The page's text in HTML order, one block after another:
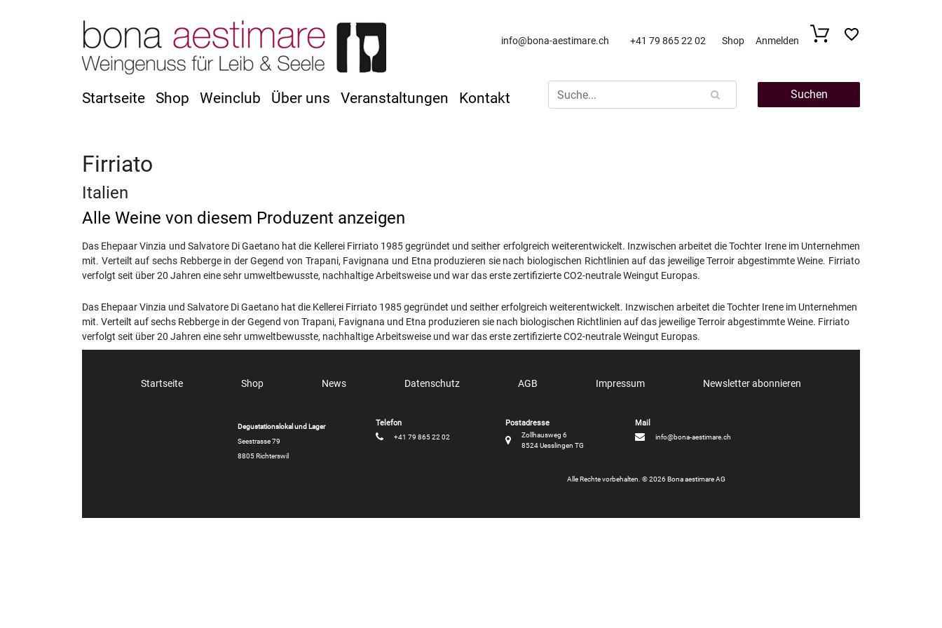
info@bona-aestimare.ch +41 79 865 22 02 Shop Anmelden
Startseite Shop Weinclub Über uns Veranstaltungen Kontakt Suchen
Firriato
Italien
Alle Weine von diesem Produzent anzeigen
Das Ehepaar Vinzia und Salvatore Di Gaetano hat die Kellerei Firriato 1985 gegründet und seither erfolgreich weiterentwickelt. Inzwischen arbeitet die Tochter Irene im Unternehmen
mit. Verteilt auf sechs Rebberge in der Gegend von Trapani, Favignana und Etna produzieren sie nach biologischen Richtlinien auf das jeweilige Terroir abgestimmte Weine. Firriato
verfolgt seit über 20 Jahren eine sehr umweltbewusste, nachhaltige Arbeitsweise und war das erste zertifizierte CO2-neutrale Weingut Europas.
Das Ehepaar Vinzia und Salvatore Di Gaetano hat die Kellerei Firriato 1985 gegründet und seither erfolgreich weiterentwickelt. Inzwischen arbeitet die Tochter Irene im Unternehmen
mit. Verteilt auf sechs Rebberge in der Gegend von Trapani, Favignana und Etna produzieren sie nach biologischen Richtlinien auf das jeweilige Terroir abgestimmte Weine. Firriato
verfolgt seit über 20 Jahren eine sehr umweltbewusste, nachhaltige Arbeitsweise und war das erste zertifizierte CO2-neutrale Weingut Europas.
Startseite Shop News Datenschutz AGB Impressum Newsletter abonnieren
info@bona-aestimare.ch
Zollhausweg 6
8524 Uesslingen TG
+41 79 865 22 02
Degustationslokal und Lager
Seestrasse 79
8805 Richterswil
Alle Rechte vorbehalten. © 2026 Bona aestimare AG